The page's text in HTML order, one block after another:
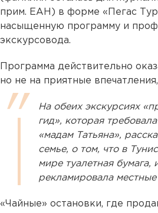
прим. ЕАН) в форме «Пегас
насыщенную программу и
экскурсовода.
Программа действительно
но не на приятные
На обеих экскурсиях
гид», которая
«мадам Татьяна»,
семье, о том, что в
мире туалетная бумага,
рекламировала
«Чайные» остановки, где